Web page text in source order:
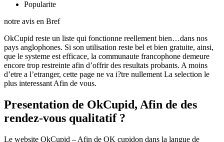
Popularite
notre avis en Bref
OkCupid reste un liste qui fonctionne reellement bien…dans nos
pays anglophones. Si son utilisation reste bel et bien gratuite, ainsi,
que le systeme est efficace, la communaute francophone demeure
encore trop restreinte afin d’offrir des resultats probants. A moins
d’etre a l’etranger, cette page ne va i?tre nullement La selection le
plus interessant Afin de vous.
Presentation de OkCupid, Afin de des
rendez-vous qualitatif ?
Le website OkCupid – Afin de OK cupidon dans la langue de